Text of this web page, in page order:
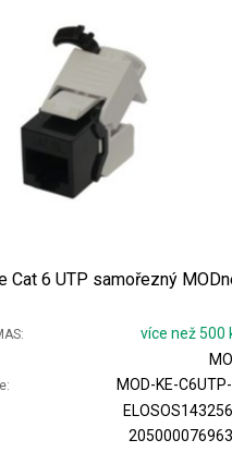
Cat 6 UTP samořezný
více než 500